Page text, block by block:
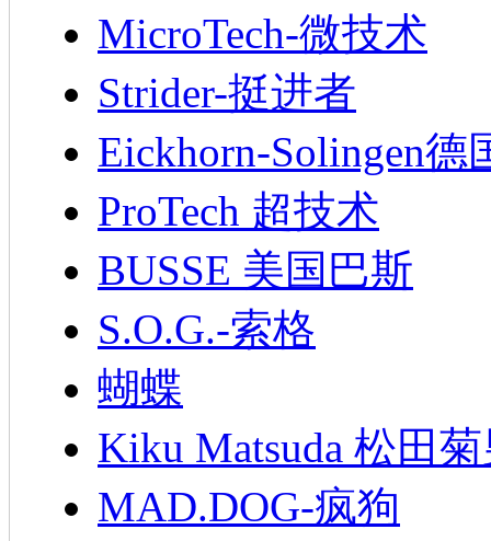
MicroTech-微技术
Strider-挺进者
Eickhorn-Solingen德
ProTech 超技术
BUSSE 美国巴斯
S.O.G.-索格
蝴蝶
Kiku Matsuda 松田
MAD.DOG-疯狗